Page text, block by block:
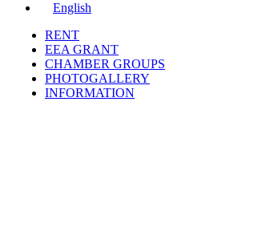
English
RENT
EEA GRANT
CHAMBER GROUPS
PHOTOGALLERY
INFORMATION